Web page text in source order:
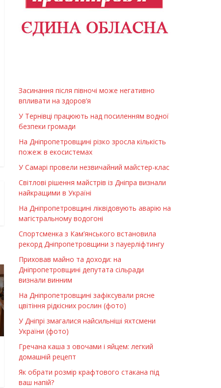
Засинання після півночі може негативно
впливати на здоров’я
У Тернівці працюють над посиленням водної
безпеки громади
На Дніпропетровщині різко зросла кількість
пожеж в екосистемах
У Самарі провели незвичайний майстер-клас
Світлові рішення майстрів із Дніпра визнали
найкращими в Україні
На Дніпропетровщині ліквідовують аварію на
магістральному водогоні
Спортсменка з Кам’янського встановила
рекорд Дніпропетровщини з пауерліфтингу
Приховав майно та доходи: на
Дніпропетровщині депутата сільради
визнали винним
На Дніпропетровщині зафіксували рясне
цвітіння рідкісних рослин (фото)
У Дніпрі змагалися найсильніші яхтсмени
України (фото)
Гречана каша з овочами і яйцем: легкий
домашній рецепт
Як обрати розмір крафтового стакана під
ваш напій?